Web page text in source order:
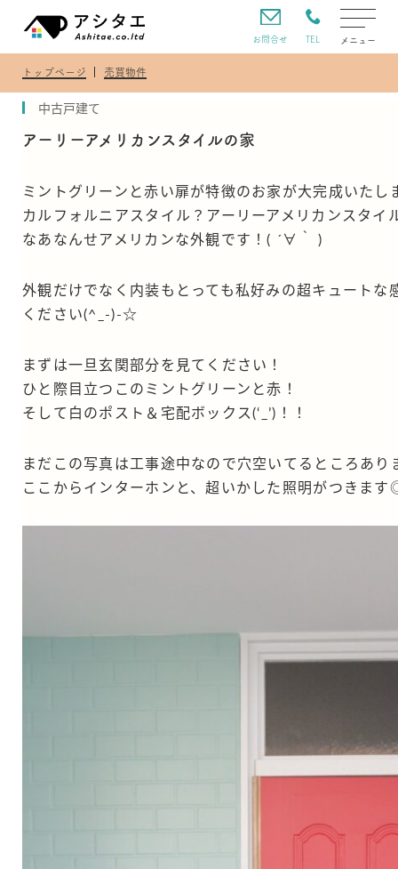
お問合せ TEL メニュー
トップページ 売買物件
中古戸建て
アーリーアメリカンスタイルの家
ミントグリーンと赤い扉が特徴のお家が大完成いたし
カルフォルニアスタイル？アーリーアメリカンスタイ
なあなんせアメリカンな外観です！( ´∀｀ )
外観だけでなく内装もとっても私好みの超キュート
ください(^_-)-☆
まずは一旦玄関部分を見てください！
ひと際目立つこのミントグリーンと赤！
そして白のポスト＆宅配ボックス(‘_’)！！
まだこの写真は工事途中なので穴空いてるところあ
ここからインターホンと、超いかした照明がつきま